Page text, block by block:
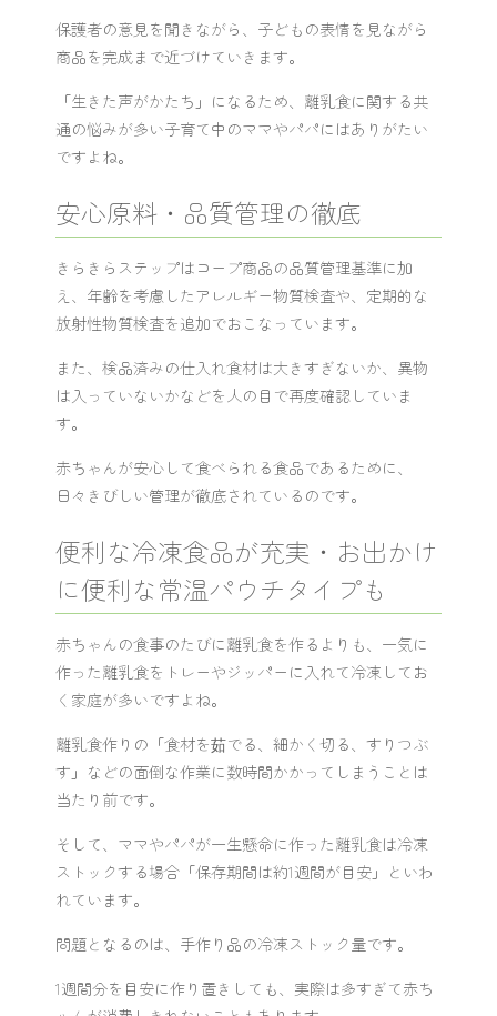
保護者の意見を聞きながら、子どもの表情を見ながら
商品を完成まで近づけていきます。
「生きた声がかたち」になるため、離乳食に関する共
通の悩みが多い子育て中のママやパパにはありがたい
ですよね。
安心原料・品質管理の徹底
きらきらステップはコープ商品の品質管理基準に加
え、年齢を考慮したアレルギー物質検査や、定期的な
放射性物質検査を追加でおこなっています。
また、検品済みの仕入れ食材は大きすぎないか、異物
は入っていないかなどを人の目で再度確認していま
す。
赤ちゃんが安心して食べられる食品であるために、
日々きびしい管理が徹底されているのです。
便利な冷凍食品が充実・お出かけ
に便利な常温パウチタイプも
赤ちゃんの食事のたびに離乳食を作るよりも、一気に
作った離乳食をトレーやジッパーに入れて冷凍してお
く家庭が多いですよね。
離乳食作りの「食材を茹でる、細かく切る、すりつぶ
す」などの面倒な作業に数時間かかってしまうことは
当たり前です。
そして、ママやパパが一生懸命に作った離乳食は冷凍
ストックする場合「保存期間は約1週間が目安」といわ
れています。
問題となるのは、手作り品の冷凍ストック量です。
1週間分を目安に作り置きしても、実際は多すぎて赤ち